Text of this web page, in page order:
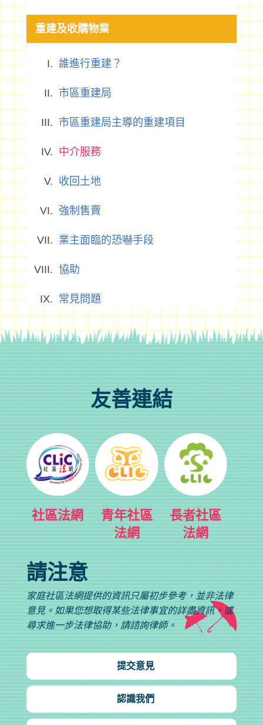
重建及收購物業
誰進行重建？
市區重建局
市區重建局主導的重建項目
中介服務
收回土地
強制售賣
業主面臨的恐嚇手段
協助
常見問題
友善連結
社區法網
青年社區
法網
長者社區
法網
請注意
家庭社區法網提供的資訊只屬初步參考，並非法律
意見。如果您想取得某些法律事宜的詳盡資訊，或
尋求進一步法律協助，請諮詢律師。
提交意見
認識我們